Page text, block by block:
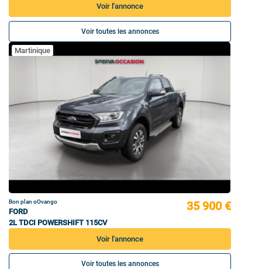
Voir l'annonce
Voir toutes les annonces
Martinique
Bon plan oOvango
FORD
2L TDCI POWERSHIFT 115CV
35 900 €
Voir l'annonce
Voir toutes les annonces